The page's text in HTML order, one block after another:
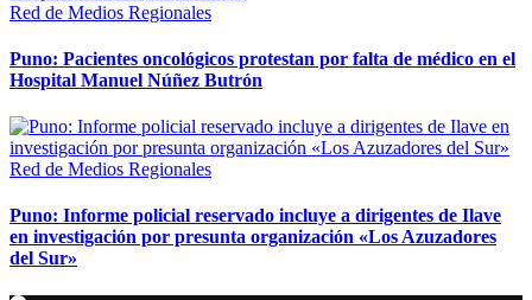
Red de Medios Regionales
Puno: Pacientes oncológicos protestan por falta de médico en el
Hospital Manuel Núñez Butrón
Red de Medios Regionales
Puno: Informe policial reservado incluye a dirigentes de Ilave
en investigación por presunta organización «Los Azuzadores
del Sur»